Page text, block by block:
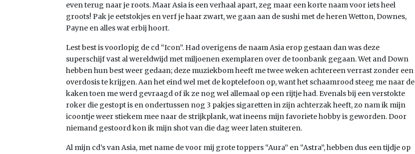
even terug naar je roots. Maar Asia is een verhaal apart, zeg maar een korte naam voor iets heel
groots! Pak je eetstokjes en verf je haar zwart, we gaan aan de sushi met de heren Wetton, Downes,
Payne en alles wat erbij hoort.
Lest best is voorlopig de cd “Icon”. Had overigens de naam Asia erop gestaan dan was deze
superschijf vast al wereldwijd met miljoenen exemplaren over de toonbank gegaan. Wet and Down
hebben hun best weer gedaan; deze muziekbom heeft me twee weken achtereen verrast zonder een
overdosis te krijgen. Aan het eind wel met de koptelefoon op, want het schaamrood steeg me naar de
kaken toen me werd gevraagd of ik ze nog wel allemaal op een rijtje had. Evenals bij een verstokte
roker die gestopt is en ondertussen nog 3 pakjes sigaretten in zijn achterzak heeft, zo nam ik mijn
icoontje weer stiekem mee naar de strijkplank, wat ineens mijn favoriete hobby is geworden. Door
niemand gestoord kon ik mijn shot van die dag weer laten stuiteren.
Al mijn cd’s van Asia, met name de voor mij grote toppers “Aura” en “Astra”, hebben dus een tijdje op